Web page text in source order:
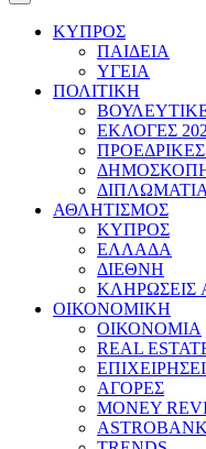
ΚΥΠΡΟΣ
ΠΑΙΔΕΙΑ
ΥΓΕΙΑ
ΠΟΛΙΤΙΚΗ
ΕΚΛΟΓΕΣ
ΠΡΟΕΔΡΙΚΕΣ
ΔΙΠΛΩΜΑΤΙΑ
ΑΘΛΗΤΙΣΜΟΣ
ΚΥΠΡΟΣ
ΕΛΛΑΔΑ
ΔΙΕΘΝΗ
ΚΛΗΡΩΣΕΙΣ
ΟΙΚΟΝΟΜΙΚΗ
ΟΙΚΟΝΟΜΙΑ
REAL
ΑΓΟΡΕΣ
MONEY